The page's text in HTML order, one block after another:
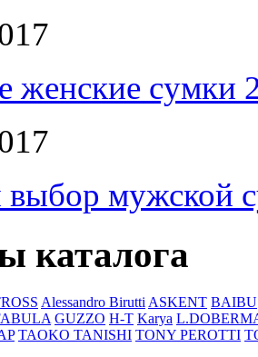
женские сумки
мужской
каталога
Alessandro Birutti ASKENT BAIBU
GUZZO H-T Karya
TAOKO TANISHI TONY PEROTTI